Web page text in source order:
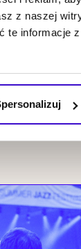
z naszej
te informacje